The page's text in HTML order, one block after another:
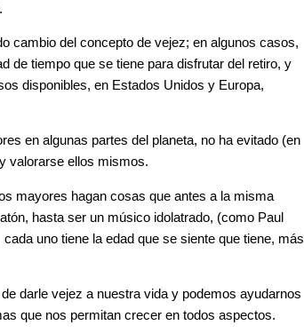
cambio del concepto de vejez; en algunos casos,
de tiempo que se tiene para disfrutar del retiro, y
disponibles, en Estados Unidos y Europa,
en algunas partes del planeta, no ha evitado (en
valorarse ellos mismos.
mayores hagan cosas que antes a la misma
hasta ser un músico idolatrado, (como Paul
uno tiene la edad que se siente que tiene, más
darle vejez a nuestra vida y podemos ayudarnos
que nos permitan crecer en todos aspectos.